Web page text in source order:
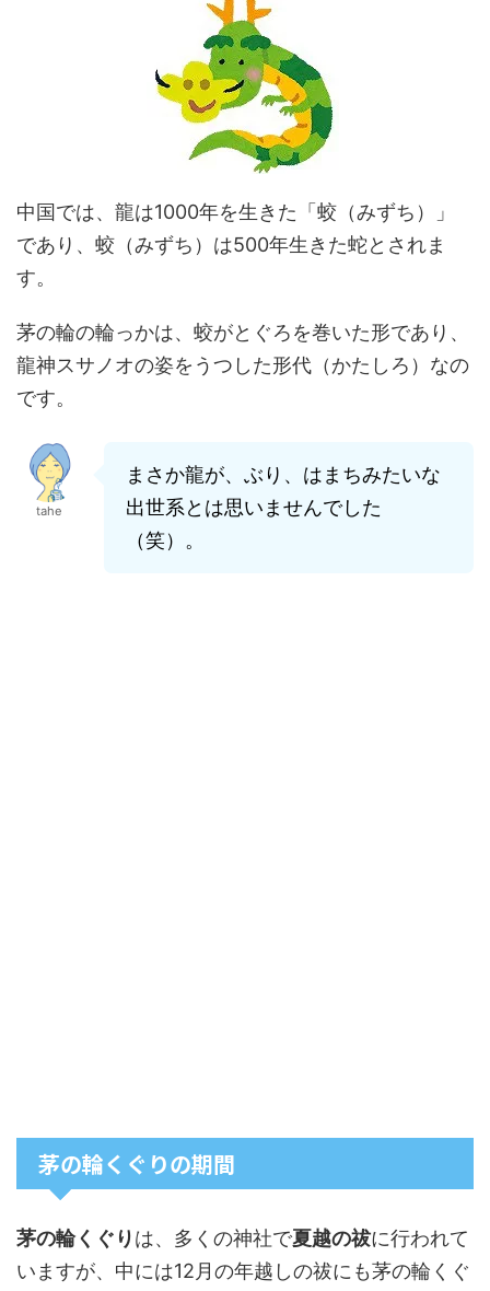
中国では、龍は1000年を生きた「蛟（みずち）」
であり、蛟（みずち）は500年生きた蛇とされま
す。
茅の輪の輪っかは、蛟がとぐろを巻いた形であり、
龍神スサノオの姿をうつした形代（かたしろ）なの
です。
tahe
まさか龍が、ぶり、はまちみたいな
出世系とは思いませんでした
（笑）。
茅の輪くぐりの期間
茅の輪くぐりは、多くの神社で夏越の祓に行われて
いますが、中には12月の年越しの祓にも茅の輪くぐ